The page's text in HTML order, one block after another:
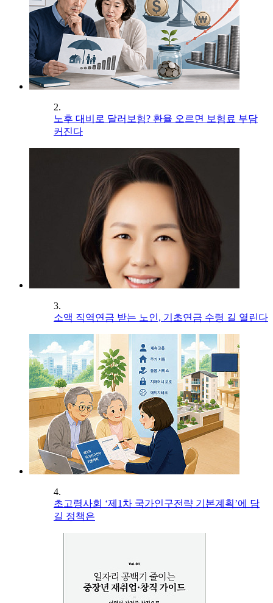
2.
노후 대비로 달러보험? 환율 오르면 보험료 부담
커진다
3.
소액 직역연금 받는 노인, 기초연금 수령 길 열린다
4.
초고령사회 ‘제1차 국가인구전략 기본계획’에 담
길 정책은